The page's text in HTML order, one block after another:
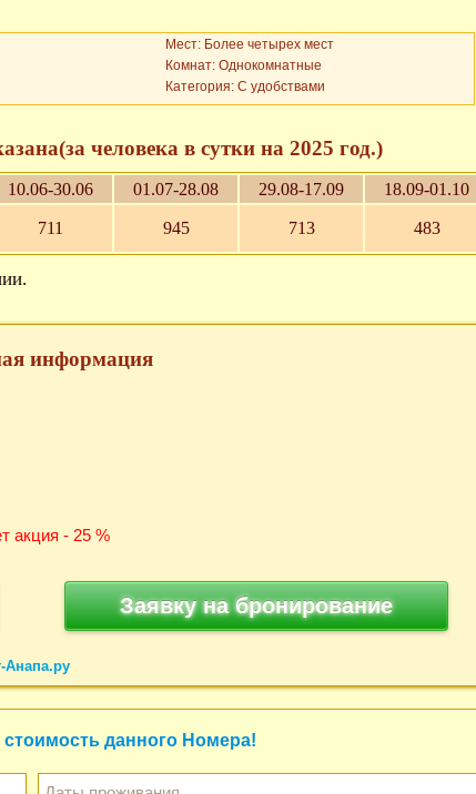
Мест: Более четырех мест
Комнат: Однокомнатные
Категория: С удобствами
человека в сутки на 2025 год.)
10.06-30.06 01.07-28.08 29.08-17.09
18.09-01.10
711 945 713 483
информация
акция - 25 %
Заявку на бронирование
Анапа.ру
данного Номера!